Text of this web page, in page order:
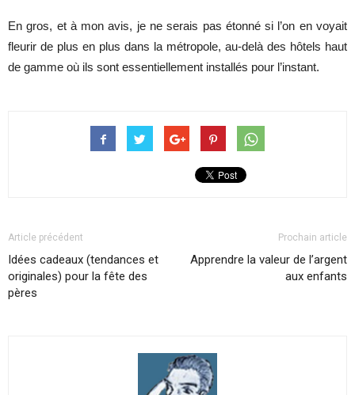
En gros, et à mon avis, je ne serais pas étonné si l’on en voyait
fleurir de plus en plus dans la métropole, au-delà des hôtels haut
de gamme où ils sont essentiellement installés pour l’instant.
Article précédent
Idées cadeaux (tendances et
originales) pour la fête des
pères
Prochain article
Apprendre la valeur de l’argent
aux enfants